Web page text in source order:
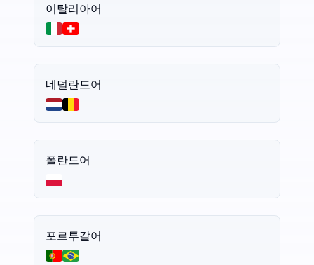
이탈리아어
네덜란드어
폴란드어
포르투갈어